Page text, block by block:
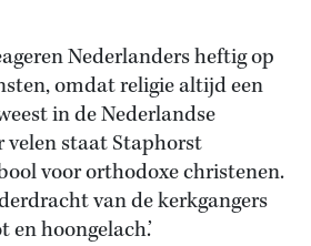
Nederlanders heftig op
omdat religie altijd een
in de Nederlandse
velen staat Staphorst
voor orthodoxe christenen.
van de kerkgangers
hoongelach.’